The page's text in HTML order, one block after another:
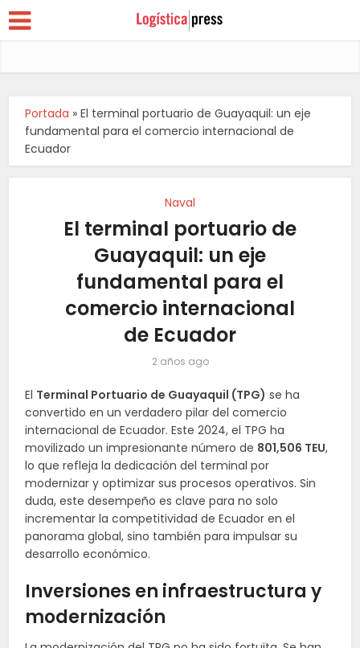
Portada »El terminal portuario de Guayaquil: un eje
fundamental para el comercio internacional de
Ecuador
Naval
El terminal portuario de
Guayaquil: un eje
fundamental para el
comercio internacional
de Ecuador
2 años ago
El Terminal Portuario de Guayaquil (TPG) se ha
convertido en un verdadero pilar del comercio
internacional de Ecuador. Este 2024, el TPG ha
movilizado un impresionante número de 801,506 TEU,
lo que refleja la dedicación del terminal por
modernizar y optimizar sus procesos operativos. Sin
duda, este desempeño es clave para no solo
incrementar la competitividad de Ecuador en el
panorama global, sino también para impulsar su
desarrollo económico.
Inversiones en infraestructura y
modernización